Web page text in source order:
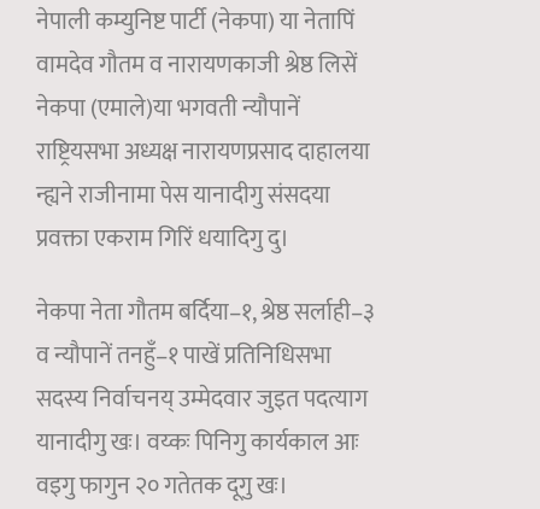
नेपाली कम्युनिष्ट पार्टी (नेकपा) या नेतापिं
वामदेव गौतम व नारायणकाजी श्रेष्ठ लिसें
नेकपा (एमाले)या भगवती न्यौपानें
राष्ट्रियसभा अध्यक्ष नारायणप्रसाद दाहालया
न्ह्यने राजीनामा पेस यानादीगु संसदया
प्रवक्ता एकराम गिरिं धयादिगु दु।
नेकपा नेता गौतम बर्दिया–१, श्रेष्ठ सर्लाही–३
व न्यौपानें तनहुँ–१ पाखें प्रतिनिधिसभा
सदस्य निर्वाचनय् उम्मेदवार जुइत पदत्याग
यानादीगु खः। वय्कः पिनिगु कार्यकाल आः
वइगु फागुन २० गतेतक दूगु खः।